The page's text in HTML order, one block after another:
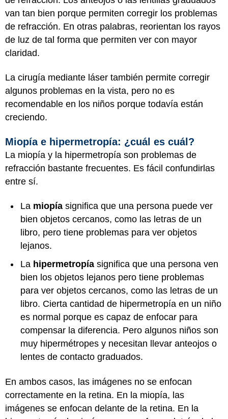
van tan bien porque permiten corregir los problemas
de refracción. En otras palabras, reorientan los rayos
de luz de tal forma que permiten ver con mayor
claridad.
La cirugía mediante láser también permite corregir
algunos problemas en la vista, pero no es
recomendable en los niños porque todavía están
creciendo.
Miopía e hipermetropía: ¿cuál es cuál?
La miopía y la hipermetropía son problemas de
refracción bastante frecuentes. Es fácil confundirlas
entre sí.
La miopía significa que una persona puede ver
bien objetos cercanos, como las letras de un
libro, pero tiene problemas para ver objetos
lejanos.
La hipermetropía significa que una persona ven
bien los objetos lejanos pero tiene problemas
para ver objetos cercanos, como las letras de un
libro. Cierta cantidad de hipermetropía en un niño
es normal porque es capaz de enfocar para
compensar la diferencia. Pero algunos niños son
muy hipermétropes y necesitan llevar anteojos o
lentes de contacto graduados.
En ambos casos, las imágenes no se enfocan
correctamente en la retina. En la miopía, las
imágenes se enfocan delante de la retina. En la